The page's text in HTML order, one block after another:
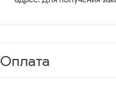
Оплата